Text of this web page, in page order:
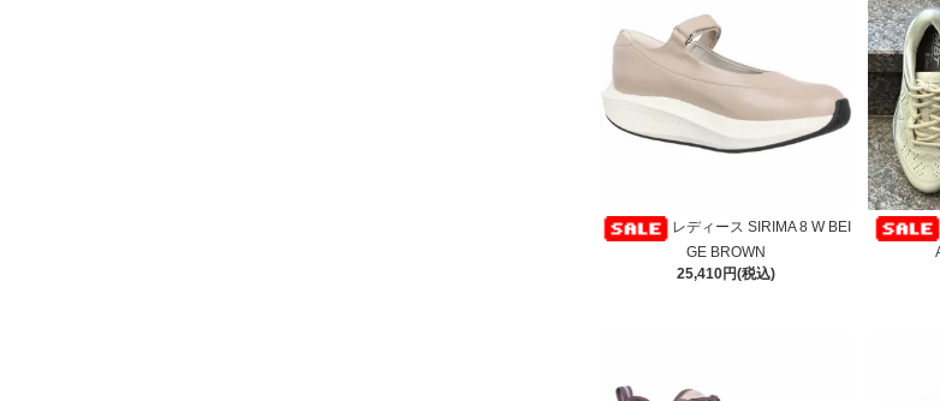
レディース SIRIMA 8 W BEI
GE BROWN
25,410円(税込)